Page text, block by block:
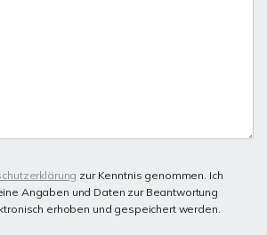
zur Kenntnis genommen. Ich
Angaben und Daten zur Beantwortung
erhoben und gespeichert werden.